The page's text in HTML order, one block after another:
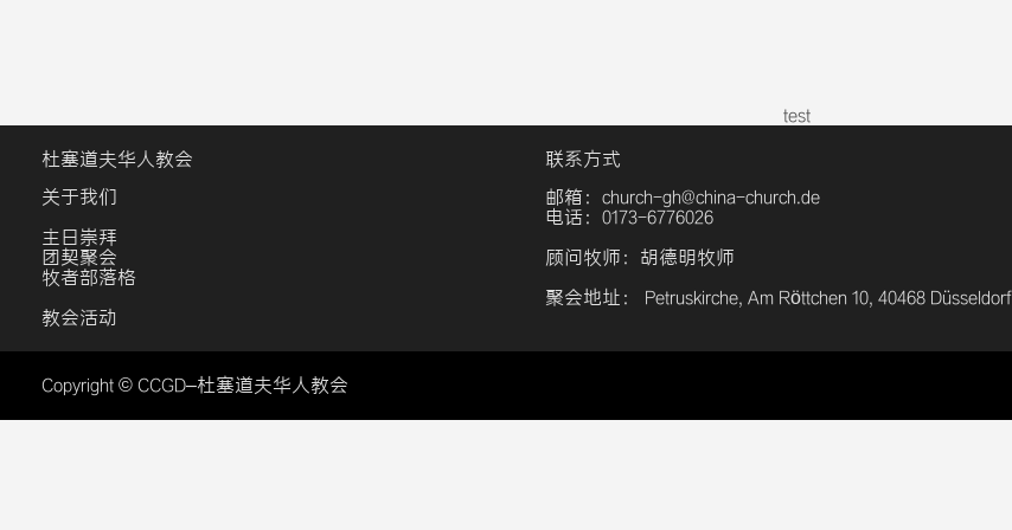
test
杜塞道夫华人教会
关于我们
主日崇拜
团契聚会
牧者部落格
教会活动
联系方式
邮箱：church-gh@china-church.de
电话：0173-6776026
顾问牧师：胡德明牧师
聚会地址： Petruskirche, Am Röttchen 10, 40468 Düsseldorf
Copyright © CCGD–杜塞道夫华人教会